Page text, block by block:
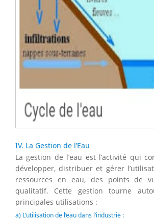
IV. La Gestion de l’Eau
La gestion de l’eau est l’activité qui
développer, distribuer et gérer
ressources en eau, des points de
qualitatif. Cette gestion tourne
principales utilisations :
a) L’utilisation de l’eau dans l’industrie :